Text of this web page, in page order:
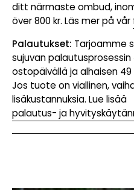
ditt närmaste ombud,
över 800 kr. Läs mer på vår
Palautukset: Tarjoamme
sujuvan
ostopäivällä ja alhaisen
Jos tuote on viallinen,
lisäkustannuksia. Lue lisää
palautus- ja